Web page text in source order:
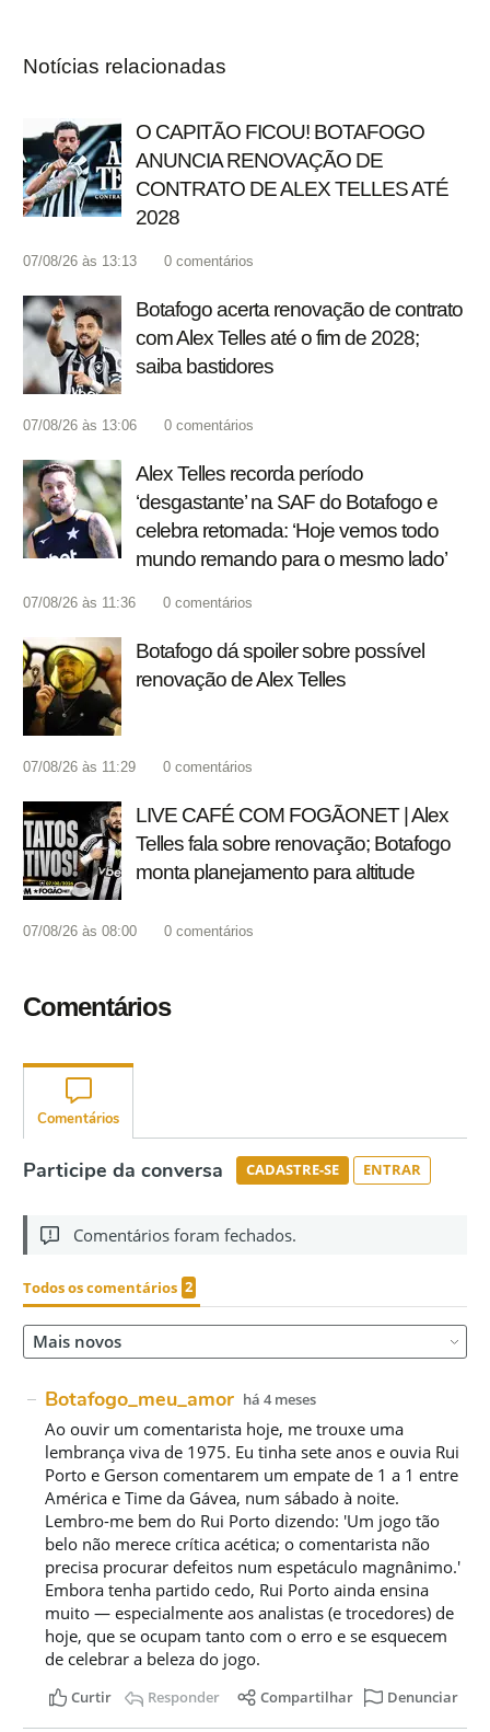
Notícias relacionadas
O CAPITÃO FICOU! BOTAFOGO
ANUNCIA RENOVAÇÃO DE
CONTRATO DE ALEX TELLES ATÉ
2028
07/08/26 às 13:13 0 comentários
Botafogo acerta renovação de contrato
com Alex Telles até o fim de 2028;
saiba bastidores
07/08/26 às 13:06 0 comentários
Alex Telles recorda período
‘desgastante’ na SAF do Botafogo e
celebra retomada: ‘Hoje vemos todo
mundo remando para o mesmo lado’
07/08/26 às 11:36 0 comentários
Botafogo dá spoiler sobre possível
renovação de Alex Telles
07/08/26 às 11:29 0 comentários
LIVE CAFÉ COM FOGÃONET | Alex
Telles fala sobre renovação; Botafogo
monta planejamento para altitude
07/08/26 às 08:00 0 comentários
Comentários